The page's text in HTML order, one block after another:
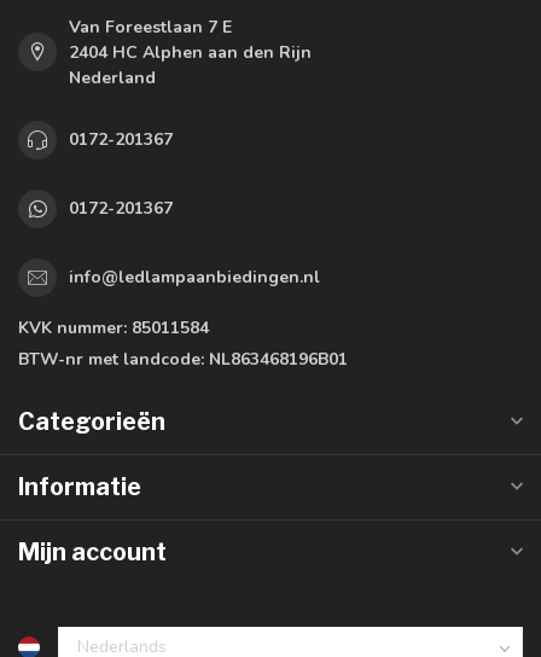
Van Foreestlaan 7 E
2404 HC Alphen aan den Rijn
Nederland
0172-201367
0172-201367
info@ledlampaanbiedingen.nl
KVK nummer: 85011584
BTW-nr met landcode: NL863468196B01
Categorieën
Informatie
Mijn account